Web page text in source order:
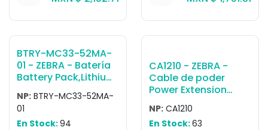
ET8x). Also
compatible with
ET8x power pack.
BTRY-MC33-52MA-
01 - ZEBRA - Batería
Battery Pack,Lithium
ION,PP+ MC3300
High Capacity
Battery QTY-1
NP: BTRY-MC33-52MA-
01
En Stock:94
CA1210 - ZEBRA -
Cable de poder
Power Extension
Cable, DC, 6 foot,
waterproof
NP: CA1210
En Stock:63